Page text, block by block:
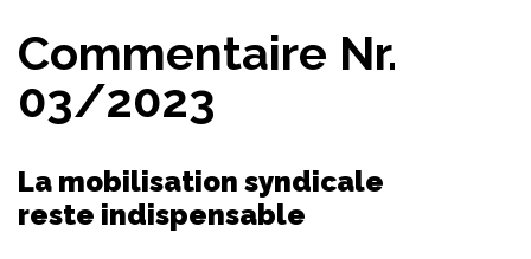
Commentaire Nr.
03/2023
La mobilisation syndicale
reste indispensable